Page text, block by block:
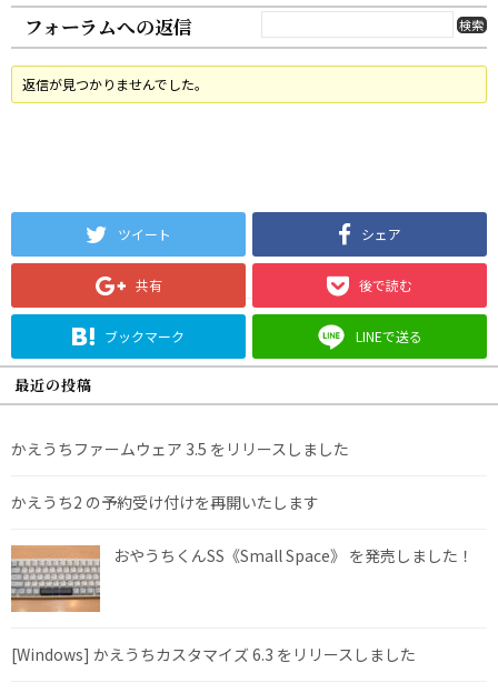
フォーラムへの返信
返信が見つかりませんでした。
ツイート シェア
共有 後で読む
ブックマーク LINEで送る
最近の投稿
かえうちファームウェア 3.5 をリリースしました
かえうち2 の予約受け付けを再開いたします
おやうちくんSS《Small Space》 を発売しました！
[Windows] かえうちカスタマイズ 6.3 をリリースしました